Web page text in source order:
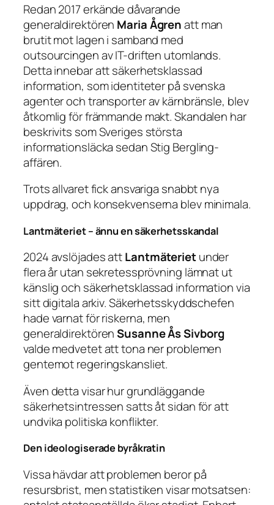
Redan 2017 erkände dåvarande
generaldirektören Maria Ågrenatt man
brutit mot lagen i samband med
outsourcingen av IT-driften utomlands.
Detta innebar att säkerhetsklassad
information, som identiteter på svenska
agenter och transporter av kärnbränsle, blev
åtkomlig för främmande makt. Skandalen har
beskrivits som Sveriges största
informationsläcka sedan Stig Bergling-
affären.
Trots allvaret fick ansvariga snabbt nya
uppdrag, och konsekvenserna blev minimala.
Lantmäteriet – ännu en säkerhetsskandal
2024 avslöjades attLantmäterietunder
flera år utan sekretessprövning lämnat ut
känslig och säkerhetsklassad information via
sitt digitala arkiv. Säkerhetsskyddschefen
hade varnat för riskerna, men
generaldirektörenSusanne Ås Sivborg
valde medvetet att tona ner problemen
gentemot regeringskansliet.
Även detta visar hur grundläggande
säkerhetsintressen satts åt sidan för att
undvika politiska konflikter.
Den ideologiserade byråkratin
Vissa hävdar att problemen beror på
resursbrist, men statistiken visar motsatsen: